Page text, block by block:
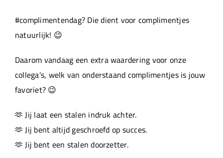
Projecten
#complimentendag? Die dient voor complimentjes
natuurlijk! 😉
Daarom vandaag een extra waardering voor onze
collega’s, welk van onderstaand complimentjes is jouw
favoriet? 😉
🫶 Jij laat een stalen indruk achter.
🫶 Jij bent altijd geschroefd op succes.
🫶 Jij bent een stalen doorzetter.